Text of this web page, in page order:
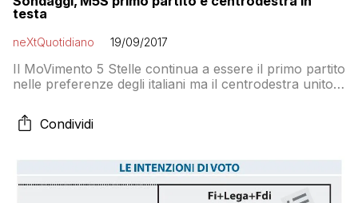
testa
neXtQuotidiano 19/09/2017
Il MoVimento 5 Stelle continua a essere il primo partito
nelle preferenze degli italiani ma il centrodestra unito
un sondaggio Tecné per TGCom oggi riprodotto da
Libero, che certifica la leadership dei grillini con mezzo
Democratico mentre […]
Condividi